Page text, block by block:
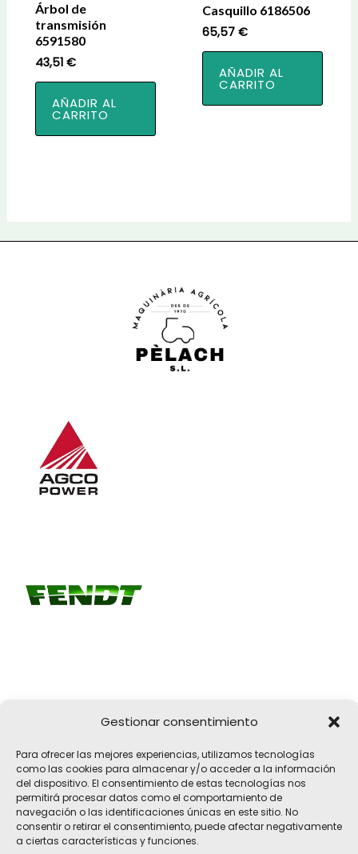
Gestionar consentimiento
Para ofrecer las mejores experiencias, utilizamos tecnologías
como las cookies para almacenar y/o acceder a la información
del dispositivo. El consentimiento de estas tecnologías nos
permitirá procesar datos como el comportamiento de
navegación o las identificaciones únicas en este sitio. No
consentir o retirar el consentimiento, puede afectar negativamente
a ciertas características y funciones.
Árbol de
transmisión
6591580
43,51 €
AÑADIR AL
CARRITO
Casquillo 6186506
65,57€
AÑADIR AL
CARRITO
17183 Vilobí d'Onyar, Girona
pelach@pelach.es
☎972 47 30 61